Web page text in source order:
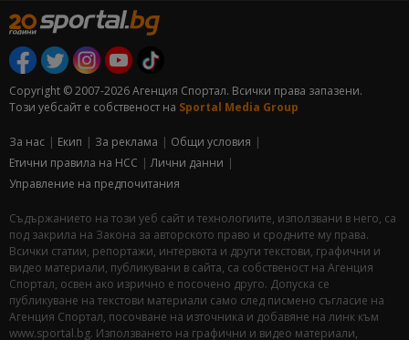
Copyright © 2007-2026 Агенция Спортал. Всички права запазени.
Този уебсайт е собственост на Sportal Media Group
За нас Екип За рекламa
Общи условия
Етични правила на НСС
Лични данни
Управление на предпочитания
Съдържанието на този уеб сайт и технологиите, използвани в него, са
под закрила на Закона за авторското право и сродните му права.
Всички статии, репортажи, интервюта и други текстови, графични и
видео материали, публикувани в сайта, са собственост на Агенция
Спортал, освен ако изрично е посочено друго. Допуска се
публикуване на текстови материали само след писмено съгласие на
Агенция Спортал, посочване на източника и добавяне на линк към
www.sportal.bg. Използването на графични и видео материали,